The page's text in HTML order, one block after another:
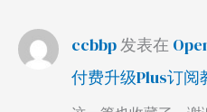
ccbbp发表在
付费升级Plus订阅